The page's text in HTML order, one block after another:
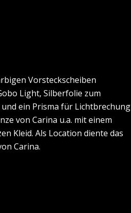
Vorsteckscheiben
Light, Silberfolie zum
ein Prisma für Lichtbrechung
von Carina u.a. mit einem
Kleid. Als Location diente das
Carina.